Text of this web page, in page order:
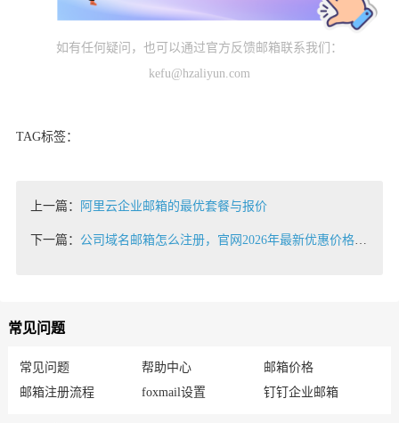
如有任何疑问，也可以通过官方反馈邮箱联系我们：
kefu@hzaliyun.com
TAG标签：
上一篇： 阿里云企业邮箱的最优套餐与报价
下一篇： 公司域名邮箱怎么注册，官网2026年最新优惠价格和活动
常见问题
常见问题 帮助中心
邮箱价格
邮箱注册流程
foxmail设置 钉钉企业邮箱